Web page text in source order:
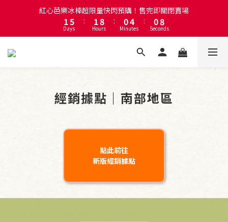
註冊會員即贈送50元購物金！會員首購滿千再折百
1
0
5
4
3
0
Days
:
1
0
8
7
6
3
0
Hours
:
04
3
2
Minutes
:
08
7
6
4
3
0
Seconds
經銷據點｜南部地區
點此前往
新版經銷據點